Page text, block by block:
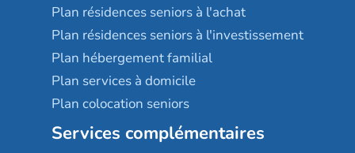
Plan résidences seniors à l'achat
Plan résidences seniors à l'investissement
Plan hébergement familial
Plan services à domicile
Plan colocation seniors
Services complémentaires